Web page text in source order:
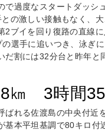
で過度なスタートダッシ
の激しい接触もなく、
2ブイを回り復路の直線
の選手に追いつき、泳ぎ
だ割には32分台と昨年と
㎞ 3時間
ばれる佐渡島の中央付近
基本平坦基調で80キロ付